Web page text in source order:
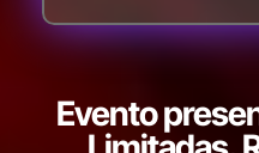
Evento